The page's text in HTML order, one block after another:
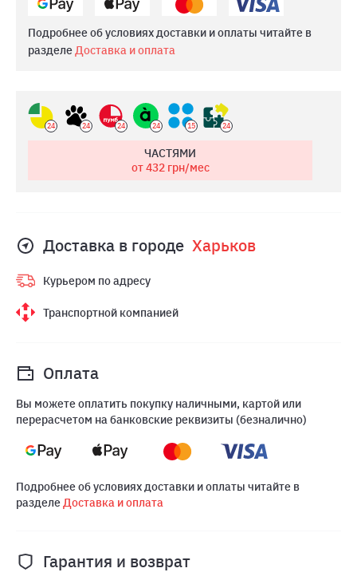
Подробнее об условиях доставки и оплаты читайте в
разделеДоставка и оплата
24 24 24 24 15 24
ЧАСТЯМИ
от 432грн/мес
Доставка в городе Харьков
Курьером по адресу
Транспортной компанией
Оплата
Вы можете оплатить покупку наличными, картой или
перерасчетом на банковские реквизиты (безналично)
Подробнее об условиях доставки и оплаты читайте в
разделеДоставка и оплата
Гарантия и возврат